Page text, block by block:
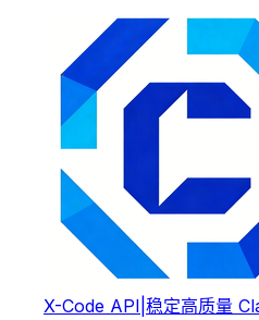
X-Code API 稳定高质量